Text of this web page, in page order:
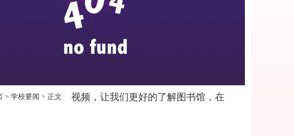
> 学校要闻 > 正文
视频，让我们更好的了解图书馆，在